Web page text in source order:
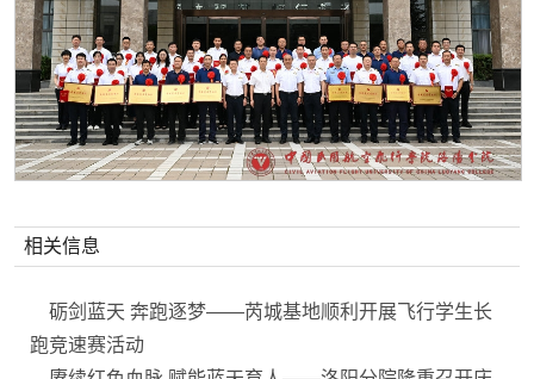
相关信息
砺剑蓝天 奔跑逐梦——芮城基地顺利开展飞行学生长
跑竞速赛活动